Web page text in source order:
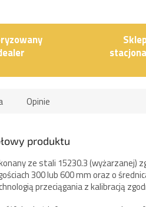
Opinie
produktu
ze stali 15230.3 (wyżarzanej)
300 lub 600 mm oraz o
przeciągania z kalibracją